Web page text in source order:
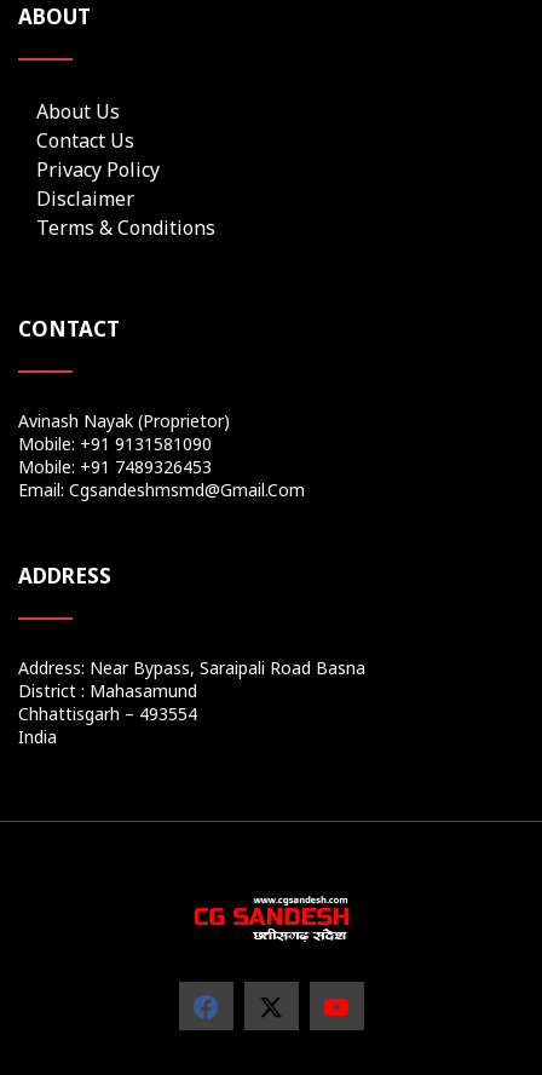
ABOUT
About Us
Contact Us
Privacy Policy
Disclaimer
Terms & Conditions
CONTACT
Avinash Nayak (Proprietor)
Mobile: +91 9131581090
Mobile: +91 7489326453
Email: Cgsandeshmsmd@gmail.com
ADDRESS
Address: Near Bypass, Saraipali Road Basna
District : Mahasamund
Chhattisgarh – 493554
India